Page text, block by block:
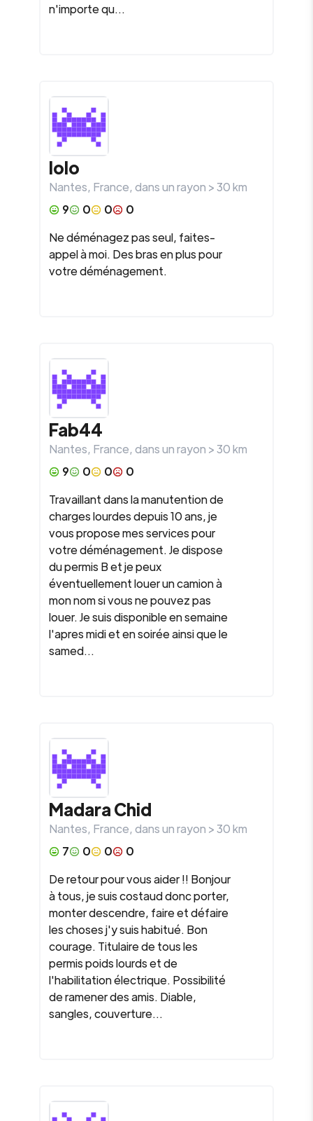
n'importe qu...
lolo
Nantes, France, dans un rayon >30km
9
0 0
0
Ne déménagez pas seul, faites-
appel à moi. Des bras en plus pour
votre déménagement.
Fab44
Nantes, France, dans un rayon >30km
9
0 0
0
Travaillant dans la manutention de
charges lourdes depuis 10 ans, je
vous propose mes services pour
votre déménagement. Je dispose
du permis B et je peux
éventuellement louer un camion à
mon nom si vous ne pouvez pas
louer. Je suis disponible en semaine
l'apres midi et en soirée ainsi que le
samed...
Madara Chid
Nantes, France, dans un rayon >30km
7
0 0
0
De retour pour vous aider !! Bonjour
à tous, je suis costaud donc porter,
monter descendre, faire et défaire
les choses j'y suis habitué. Bon
courage. Titulaire de tous les
permis poids lourds et de
l'habilitation électrique. Possibilité
de ramener des amis. Diable,
sangles, couverture...